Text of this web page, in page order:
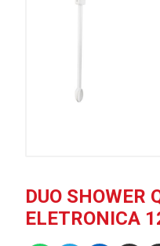
DUO SHOWER
ELETRONICA